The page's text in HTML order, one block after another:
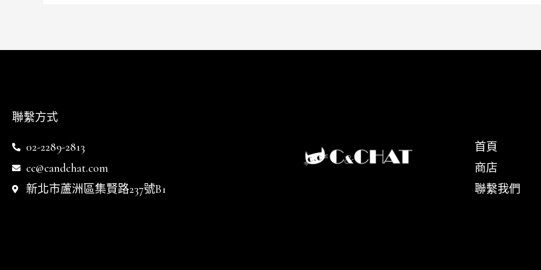
聯繫方式
02-2289-2813
cc@candchat.com
新北市蘆洲區集賢路237號B1
首頁
商店
聯繫我們